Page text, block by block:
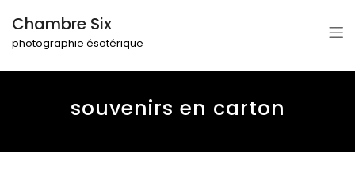
Chambre Six
photographie ésotérique
souvenirs en carton